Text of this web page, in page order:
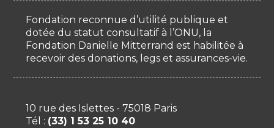
Fondation reconnue d’utilité publique et
dotée du statut consultatif à l’ONU, la
Fondation Danielle Mitterrand est habilitée à
recevoir des donations, legs et assurances-vie.
10 rue des Islettes - 75018 Paris
Tél : (33) 1 53 25 10 40